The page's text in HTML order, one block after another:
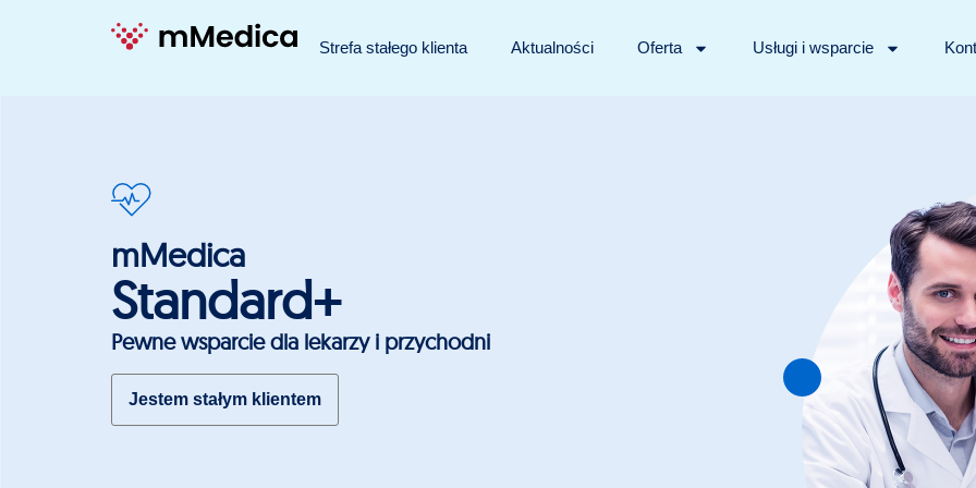
Strefa stałego klienta Aktualności Oferta Usługi i wsparcie
mMedica
Standard+
Pewne wsparcie dla lekarzy i przychodni
Jestem stałym klientem